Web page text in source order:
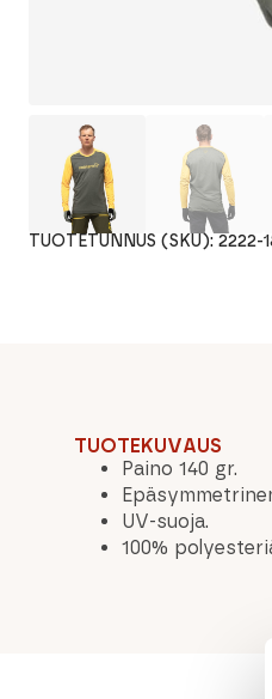
TUOTETUNNUS (SKU): 2222-
TUOTEKUVAUS
Paino 140 gr.
UV-suoja.
100%